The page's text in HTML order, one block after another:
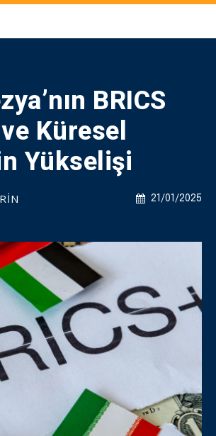
BRICS
Küresel
Yükselişi
21/01/2025